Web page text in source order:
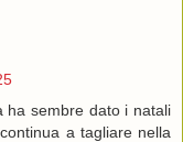
ha sembre dato i natali
a tagliare nella